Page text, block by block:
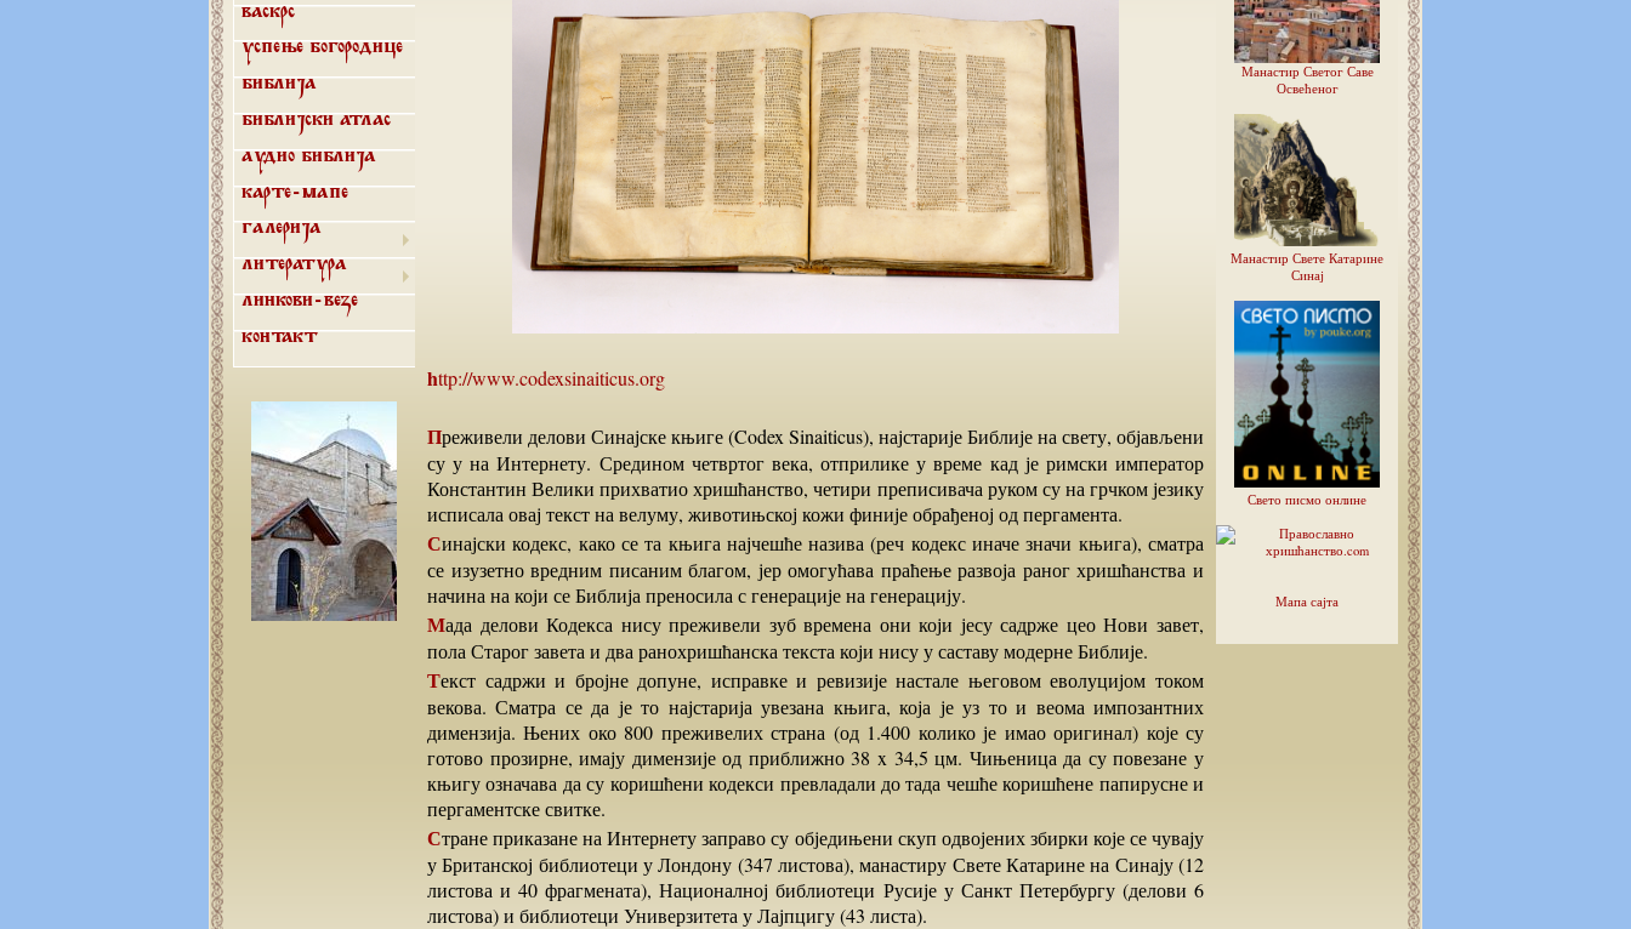
Васкрс
Успење Богородице
Библија
Библијски атлас
Аудио библија
Карте-мапе
Галерија
Литература
Линкови-везе
Контакт
http://www.codexsinaiticus.org
Преживели делови Синајске књиге (Codex Sinaiticus), најстарије Библије на свету, објављени
су у на Интернету. Средином четвртог века, отприлике у време кад је римски император
Константин Велики прихватио хришћанство, четири преписивача руком су на грчком језику
исписала овај текст на велуму, животињској кожи финије обрађеној од пергамента.
Синајски кодекс, како се та књига најчешће назива (реч кодекс иначе значи књига), сматра
се изузетно вредним писаним благом, јер омогућава праћење развоја раног хришћанства и
начина на који се Библија преносила с генерације на генерацију.
Мада делови Кодекса нису преживели зуб времена они који јесу садрже цео Нови завет,
пола Старог завета и два ранохришћанска текста који нису у саставу модерне Библије.
Текст садржи и бројне допуне, исправке и ревизије настале његовом еволуцијом током
векова. Сматра се да је то најстарија увезана књига, која је уз то и веома импозантних
димензија. Њених око 800 преживелих страна (од 1.400 колико је имао оригинал) које су
готово прозирне, имају димензије од приближно 38 x 34,5 цм. Чињеница да су повезане у
књигу означава да су коришћени кодекси превладали до тада чешће коришћене папирусне и
пергаментске свитке.
Стране приказане на Интернету заправо су обједињени скуп одвојених збирки које се чувају
у Британској библиотеци у Лондону (347 листова), манастиру Свете Катарине на Синају (12
листова и 40 фрагмената), Националној библиотеци Русије у Санкт Петербургу (делови 6
листова) и библиотеци Универзитета у Лајпцигу (43 листа).
Манастир Светог Саве
Освећеног
Манастир Свете Катарине
Синај
Свето писмо онлине
Мапа сајта